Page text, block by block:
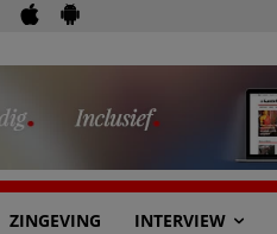
ZINGEVING INTERVIEW